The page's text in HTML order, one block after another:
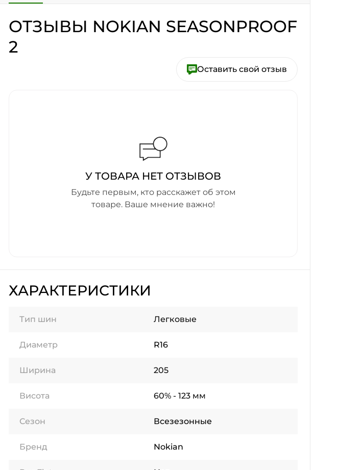
ОТЗЫВЫ NOKIAN SEASONPROOF
2
Оставить свой отзыв
У ТОВАРА НЕТ ОТЗЫВОВ
Будьте первым, кто расскажет об этом
товаре. Ваше мнение важно!
ХАРАКТЕРИСТИКИ
Тип шин Легковые
Диаметр R16
Ширина 205
Висота 60% - 123 мм
Сезон Всезезонные
Бренд Nokian